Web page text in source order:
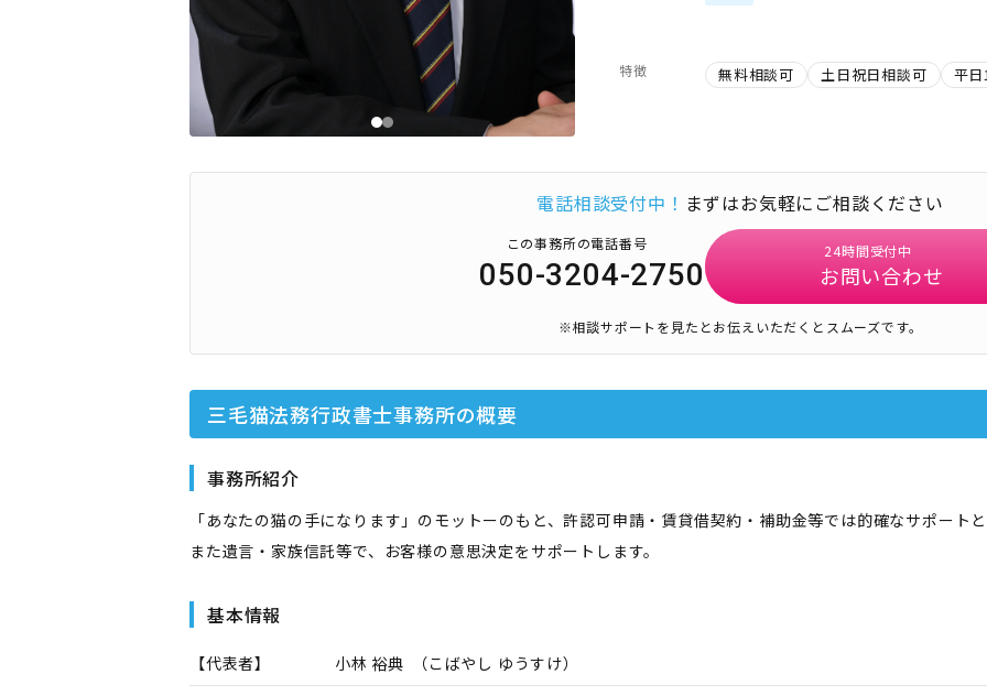
特徴 無料相談可 土日祝日相談可 平
電話相談受付中！ まずはお気軽にご相談ください
この事務所の電話番号
050-3204-2750
24時間受付中
お問い合わせ
※相談サポートを見たとお伝えいただくとスムーズです。
三毛猫法務行政書士事務所の概要
事務所紹介
「あなたの猫の手になります」のモットーのもと、許認可申請・賃貸借契約・補助金等では的確なサポート
また遺言・家族信託等で、お客様の意思決定をサポートします。
基本情報
【代表者】 小林 裕典 （こばやし ゆうすけ）